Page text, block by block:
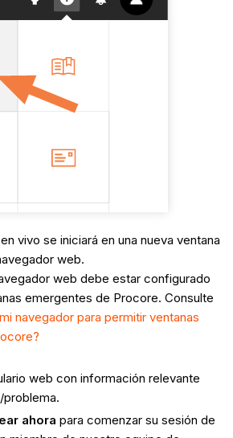
vivo se iniciará en una nueva ventana
web.
web debe estar configurado
emergentes de Procore. Consulte
navegador para permitir ventanas
web con información relevante
ahora para comenzar su sesión de